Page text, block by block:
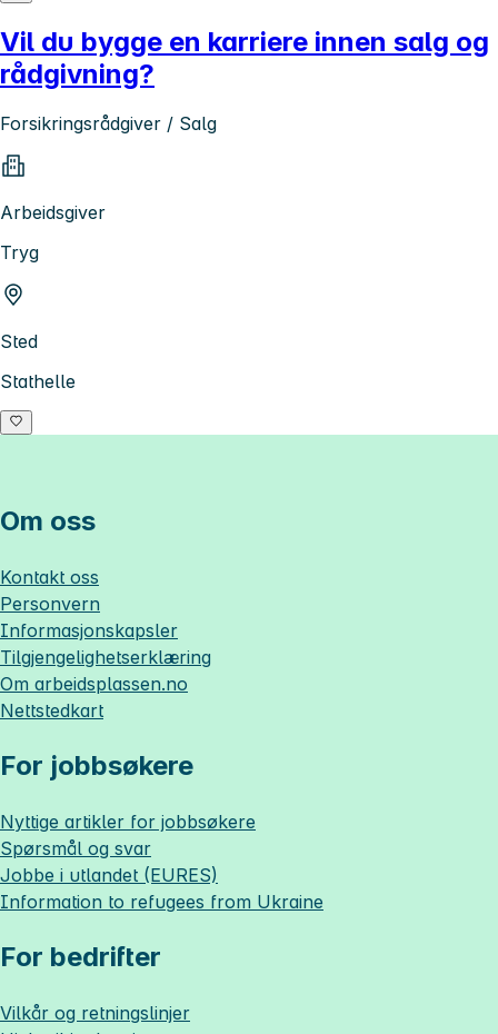
Vil du bygge en karriere innen salg og
rådgivning?
Forsikringsrådgiver / Salg
Arbeidsgiver
Tryg
Sted
Stathelle
Om oss
Kontakt oss
Personvern
Informasjonskapsler
Tilgjengelighetserklæring
Om arbeidsplassen.no
Nettstedkart
For jobbsøkere
Nyttige artikler for jobbsøkere
Spørsmål og svar
Jobbe i utlandet (EURES)
Information to refugees from Ukraine
For bedrifter
Vilkår og retningslinjer